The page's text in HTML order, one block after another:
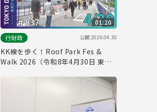
01:20
行財政
公開2026.04.30
KK線を歩く！Roof Park Fes &
Walk 2026（令和8年4月30日 東京